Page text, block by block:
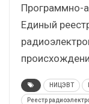
Программно-
Единый
НИЦЭВТ
Реестр